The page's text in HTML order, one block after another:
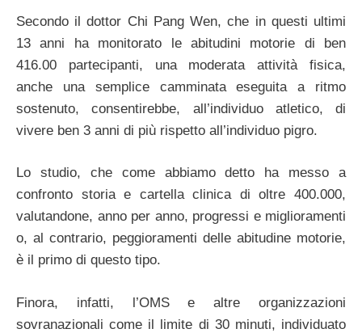
Secondo il dottor Chi Pang Wen, che in questi ultimi
13 anni ha monitorato le abitudini motorie di ben
416.00 partecipanti, una moderata attività fisica,
anche una semplice camminata eseguita a ritmo
sostenuto, consentirebbe, all’individuo atletico, di
vivere ben 3 anni di più rispetto all’individuo pigro.
Lo studio, che come abbiamo detto ha messo a
confronto storia e cartella clinica di oltre 400.000,
valutandone, anno per anno, progressi e miglioramenti
o, al contrario, peggioramenti delle abitudine motorie,
è il primo di questo tipo.
Finora, infatti, l’OMS e altre organizzazioni
sovranazionali come il limite di 30 minuti, individuato